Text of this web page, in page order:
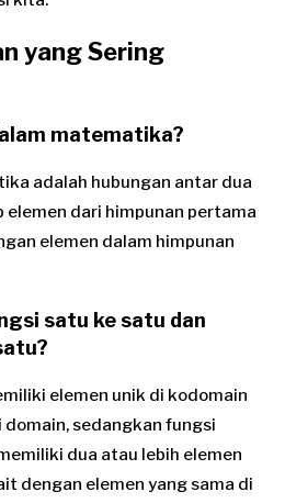
yang Sering
matematika?
adalah hubungan antar dua
elemen dari himpunan pertama
elemen dalam himpunan
satu ke satu dan
elemen unik di kodomain
sedangkan fungsi
dua atau lebih elemen
dengan elemen yang sama di